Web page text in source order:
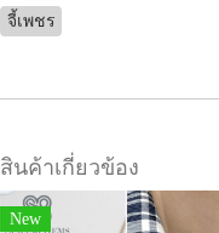
จี้เพชร
สินค้าเกี่ยวข้อง
New